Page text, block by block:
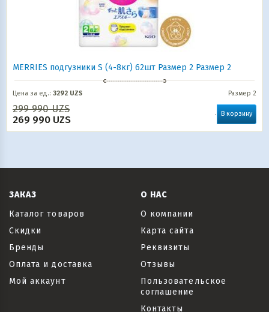
MERRIES подгузники S (4-8кг) 62шт Размер 2 Размер 2
Цена за ед.: 3292 UZS Размер 2
299 990UZS
269 990 UZS В корзину
ЗАКАЗ
Каталог товаров
Скидки
Бренды
Оплата и доставка
Мой аккаунт
О НАС
О компании
Карта сайта
Реквизиты
Отзывы
Пользовательское
соглашение
Контакты